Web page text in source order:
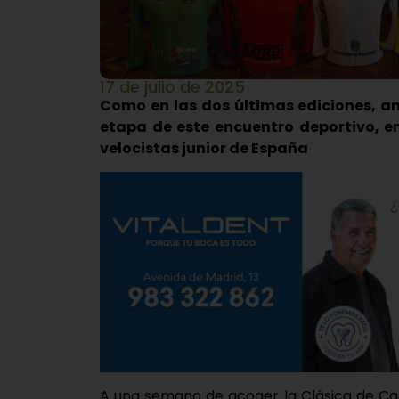
17 de julio de 2025
Como en las dos últimas ediciones,
etapa de este encuentro deportivo,
velocistas junior de España